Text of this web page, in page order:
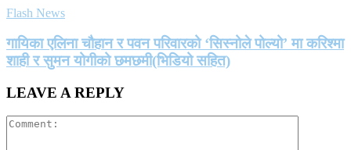
Flash News
गायिका एलिना चौहान र पवन परिवारको ‘सिस्नोले पोल्यो’ मा करिश्मा
शाही र सुमन योगीको छमछमी(भिडियो सहित)
LEAVE A REPLY